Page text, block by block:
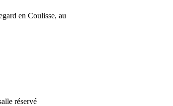
en Coulisse, au
réservé